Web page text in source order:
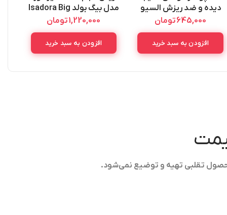
دیده و ضد ریزش السیو
لورال اصل L’OREAL
ELSEVE DOKULME
KARSITI 300ML
645,000تومان
افزودن به سبد خرید
مدل بیگ بولد Isadora Big
Bold
1,220,000تومان
افزودن به سبد خرید
تقلبی تهیه و توضیع نمی‌شود.